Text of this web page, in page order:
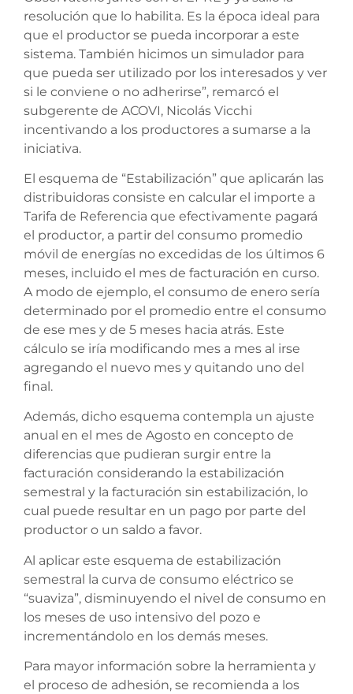
resolución que lo habilita. Es la época ideal para
que el productor se pueda incorporar a este
sistema. También hicimos un simulador para
que pueda ser utilizado por los interesados y ver
si le conviene o no adherirse”, remarcó el
subgerente de ACOVI, Nicolás Vicchi
incentivando a los productores a sumarse a la
iniciativa.
El esquema de “Estabilización” que aplicarán las
distribuidoras consiste en calcular el importe a
Tarifa de Referencia que efectivamente pagará
el productor, a partir del consumo promedio
móvil de energías no excedidas de los últimos 6
meses, incluido el mes de facturación en curso.
A modo de ejemplo, el consumo de enero sería
determinado por el promedio entre el consumo
de ese mes y de 5 meses hacia atrás. Este
cálculo se iría modificando mes a mes al irse
agregando el nuevo mes y quitando uno del
final.
Además, dicho esquema contempla un ajuste
anual en el mes de Agosto en concepto de
diferencias que pudieran surgir entre la
facturación considerando la estabilización
semestral y la facturación sin estabilización, lo
cual puede resultar en un pago por parte del
productor o un saldo a favor.
Al aplicar este esquema de estabilización
semestral la curva de consumo eléctrico se
“suaviza”, disminuyendo el nivel de consumo en
los meses de uso intensivo del pozo e
incrementándolo en los demás meses.
Para mayor información sobre la herramienta y
el proceso de adhesión, se recomienda a los